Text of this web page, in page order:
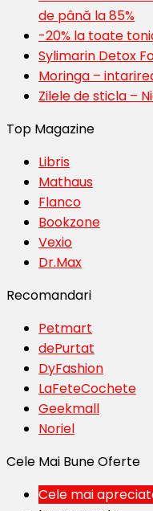
de până la 85%
-20% la toate
Sylimarin Detox
Moringa –
Zilele de sticla –
Top Magazine
Libris
Mathaus
Flanco
Bookzone
Vexio
Dr.Max
Recomandari
Petmart
dePurtat
DyFashion
LaFeteCochete
Geekmall
Noriel
Cele Mai Bune Oferte
Cele mai